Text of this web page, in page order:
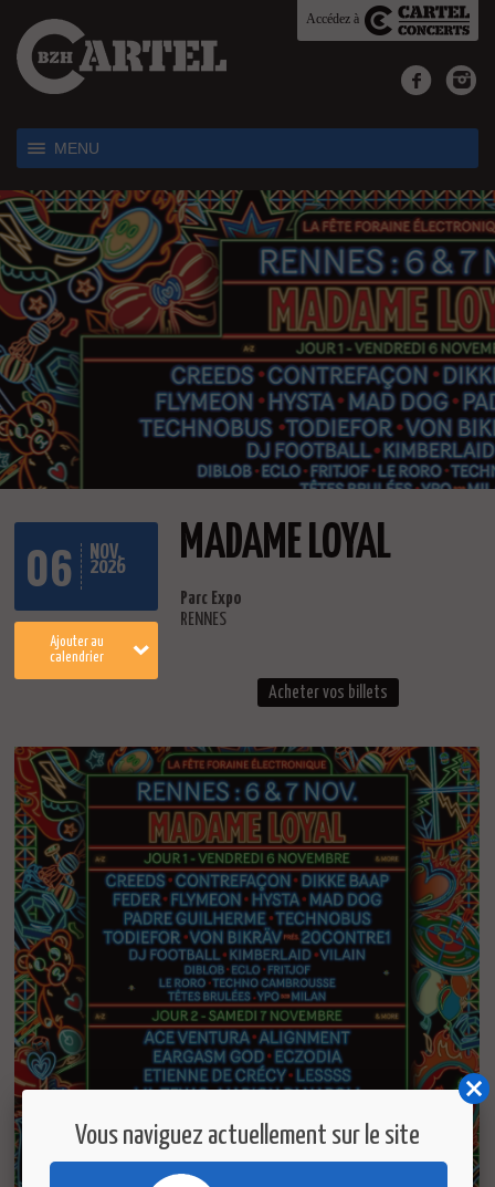
Accédez à
MENU
06 NOV.
2026
Ajouter au
calendrier
MADAME LOYAL
Parc Expo
RENNES
Acheter vos billets
Vous naviguez actuellement sur le site